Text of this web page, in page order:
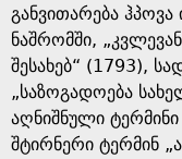
განვითარება
ნაშრომში,
შესახებ“ (1793),
„საზოგადოება
აღნიშნული
შტირნერი ტერმინ